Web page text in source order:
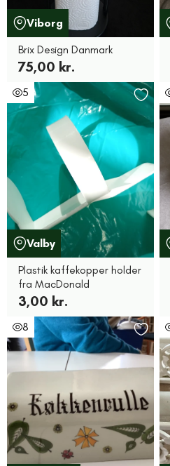
Viborg
Brix Design Danmark
75,00 kr.
5
Valby
Plastik kaffekopper holder
fra MacDonald
3,00 kr.
8